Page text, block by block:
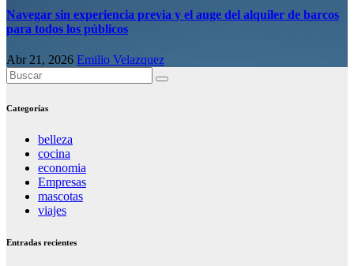
Navegar sin experiencia previa y el auge del alquiler de barcos
para todos los públicos
Abr 21, 2026 Emilio Velazquez
Categorías
belleza
cocina
economia
Empresas
mascotas
viajes
Entradas recientes